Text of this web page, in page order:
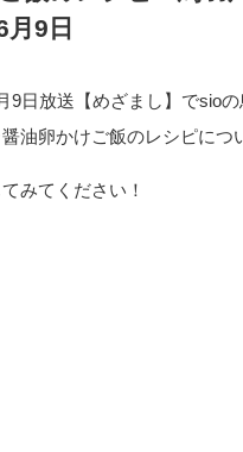
月9日
9日放送【めざまし】でsio
油卵かけご飯のレシピにつ
みてください！